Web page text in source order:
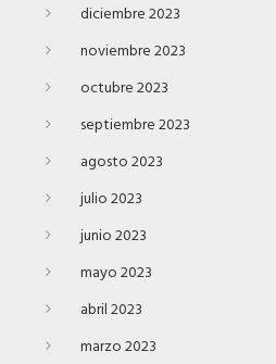
diciembre 2023
noviembre 2023
octubre 2023
septiembre 2023
agosto 2023
julio 2023
junio 2023
mayo 2023
abril 2023
marzo 2023